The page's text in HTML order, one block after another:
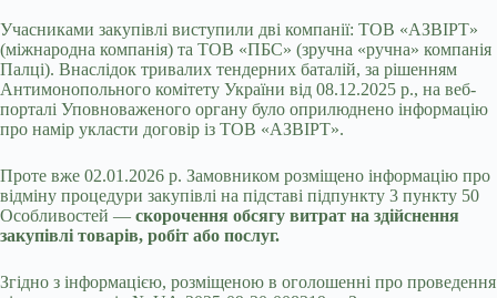
Учасниками закупівлі виступили дві компанії: ТОВ «АЗВІРТ»
(міжнародна компанія) та ТОВ «ПБС» (зручна «ручна» компанія
Палці). Внаслідок тривалих тендерних баталій, за рішенням
Антимонопольного комітету України від 08.12.2025 р., на веб-
порталі Уповноваженого органу було оприлюднено інформацію
про намір укласти договір із ТОВ «АЗВІРТ».
Проте вже 02.01.2026 р. Замовником розміщено інформацію про
відміну процедури закупівлі на підставі підпункту 3 пункту 50
Особливостей — скорочення обсягу витрат на здійснення
закупівлі товарів, робіт або послуг.
Згідно з інформацією, розміщеною в оголошенні про проведення